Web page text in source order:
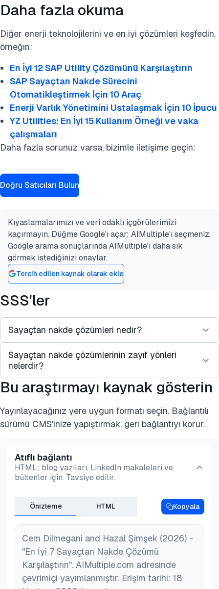
Daha fazla okuma
Diğer enerji teknolojilerini ve en iyi çözümleri keşfedin,
örneğin:
En İyi 12 SAP Utility Çözümünü Karşılaştırın
SAP Sayaçtan Nakde Sürecini
Otomatikleştirmek İçin 10 Araç
Enerji Varlık Yönetimini Ustalaşmak İçin 10 İpucu
YZ Utilities: En İyi 15 Kullanım Örneği ve vaka
çalışmaları
Daha fazla sorunuz varsa, bizimle iletişime geçin:
Doğru Satıcıları Bulun
Kıyaslamalarımızı ve veri odaklı içgörülerimizi
kaçırmayın. Düğme Google'ı açar; AIMultiple'ı seçmeniz,
Google arama sonuçlarında AIMultiple'ı daha sık
görmek istediğinizi onaylar.
Tercih edilen kaynak olarak ekle
SSS'ler
Sayaçtan nakde çözümleri nedir?
Sayaçtan nakde, sayaç okuma, faturalandırma,
ödeme tahsilatı ve gelir yönetimini kapsayan
kapsamlı bir süreçtir. Bir hizmetin kullanıldığı
andan şirketin hizmet için ödeme aldığı noktaya
kadar olan yolculuğu temsil eder.
Bu, akıllı sayaçlar gibi donanım çözümlerini ve hem
cihazlarından sayaç kullanımını takip eden yazılım
çözümlerini içerir.
Sayaçtan nakde çözümlerinin zayıf yönleri
nelerdir?
Yüksek başlangıç maliyetleri:
Özellikle akıllı sayaçlar ve AMI tanıtıldığında tam
bir sayaçtan nakde çözümünü uygulamak çok
kendisini değil, aynı zamanda eğitim ve potansiyel
altyapı değişikliklerini de içerir.
Faydalı kuruluşların genellikle yerinde eski
sistemleri vardır. Yeni sayaçtan nakde çözümlerini
bu eski sistemlerle entegre etmek karmaşık ve
zaman alıcı olabilir ve veri tutarsızlığı sorunlarına
yol açabilir.
Bu araştırmayı kaynak gösterin
Yayınlayacağınız yere uygun formatı seçin. Bağlantılı
sürümü CMS'inize yapıştırmak, geri bağlantıyı korur.
Atıflı bağlantı
HTML; blog yazıları, LinkedIn makaleleri ve
bültenler için. Tavsiye edilir.
Önizleme HTML Kopyala
Cem Dilmegani and Hazal Şimşek (2026) -
"En İyi 7 Sayaçtan Nakde Çözümü
Karşılaştırın". AIMultiple.com adresinde
çevrimiçi yayımlanmıştır. Erişim tarihi: 18